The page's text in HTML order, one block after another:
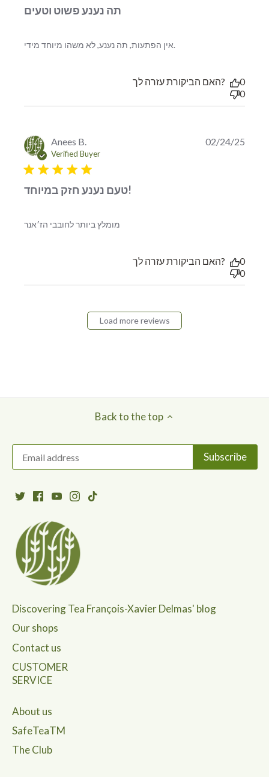
תה נענע פשוט וטעים
אין הפתעות, תה נענע, לא משהו מיוחד מידי.
משהו מיוחדהאם הביקורת עזרה לך?
0
0
Anees B.
Verified Buyer
5 star rating
טעם נענע חזק במיוחד!
מומלץ ביותר לחובבי הז׳אנר
02/24/25
האם הביקורת עזרה לך?
0
0
Load more reviews
Back to the top
Discovering Tea François-Xavier Delmas' blog
Our shops
Contact us
CUSTOMER
SERVICE
About us
SafeTeaTM
The Club